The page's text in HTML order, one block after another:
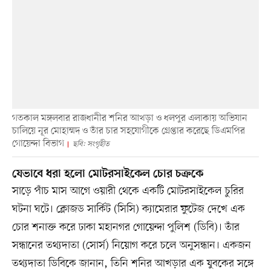
গতকাল মঙ্গলবার রাজধানীর শনির আখড়া ও ধলপুর এলাকায় অভিযান
চালিয়ে নূর মোহাম্মদ ও তাঁর চার সহযোগীকে গ্রেপ্তার করেছে ডিএমপির
গোয়েন্দা বিভাগ
ছবি: সংগৃহীত
যেভাবে ধরা হলো মোটরসাইকেল চোর চক্রকে
সাড়ে পাঁচ মাস আগে ওয়ারী থেকে একটি মোটরসাইকেল চুরির
ঘটনা ঘটে। ক্লোজড সার্কিট (সিসি) ক্যামেরার ফুটেজ দেখে এক
চোর শনাক্ত করে ঢাকা মহানগর গোয়েন্দা পুলিশ (ডিবি)। তাঁর
সন্ধানের তথ্যদাতা (সোর্স) নিয়োগ করে চলে অনুসন্ধান। একজন
তথ্যদাতা ডিবিকে জানান, তিনি শনির আখড়ার এক যুবকের সঙ্গে